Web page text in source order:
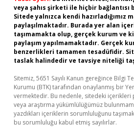
veya şahıs şirketi ile hiçbir bağlantısı
Sitede yalnızca kendi hazırladığımız
paylaşılmaktadır. Burada yer alan
taşımamakta olup, gerçek kurum ve
paylaşım yapılmamaktadır. Gerçek
benzerlikleri tamamen tesadüfidir.
taslak halindedir ve tavsiye niteliği
Sitemiz, 5651 Sayılı Kanun gereğince Bilgi
Kurumu (BTK) tarafından onaylanmış bir
vermektedir. Bu nedenle, sitedeki
veya araştırma yükümlülüğümüz
yazdıkları içeriklerin sorumluluğunu
bu sorumluluğu kabul etmiş sayılırlar.